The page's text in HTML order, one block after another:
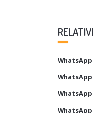
WhatsApp
WhatsApp
WhatsApp
WhatsApp